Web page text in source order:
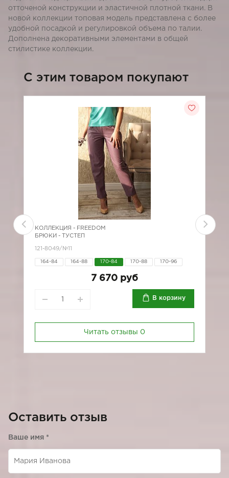
отточеной конструкции и эластичной плотной ткани. В
новой коллекции топовая модель представлена с более
удобной посадкой и регулировкой объема по талии.
Дополнена декоративными элементами в общей
стилистике коллекции.
C этим товаром покупают
КОЛЛЕКЦИЯ - FREEDOM
БРЮКИ - ТУСТЕП
121-8049/№11
164-84 164-88 170-84 170-88 170-96
7 670 руб
В корзину
Читать отзывы 0
Оставить отзыв
Ваше имя *